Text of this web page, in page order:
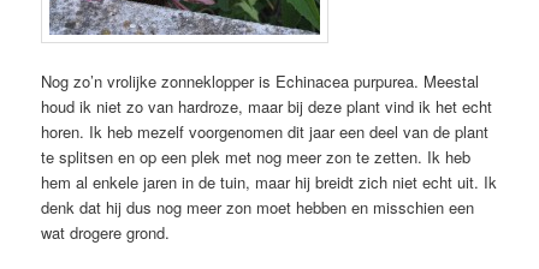
Nog zo’n vrolijke zonneklopper is Echinacea purpurea. Meestal
houd ik niet zo van hardroze, maar bij deze plant vind ik het echt
horen. Ik heb mezelf voorgenomen dit jaar een deel van de plant
te splitsen en op een plek met nog meer zon te zetten. Ik heb
hem al enkele jaren in de tuin, maar hij breidt zich niet echt uit. Ik
denk dat hij dus nog meer zon moet hebben en misschien een
wat drogere grond.